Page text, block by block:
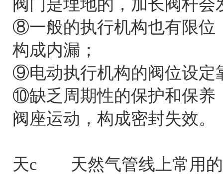
阀门是埋地的，加长阀杆
⑧一般的执行机构也有限位
构成内漏；
⑨电动执行机构的阀位设定
⑩缺乏周期性的保护和保养
阀座运动，构成密封失效。
天c 天然气管线上常用的